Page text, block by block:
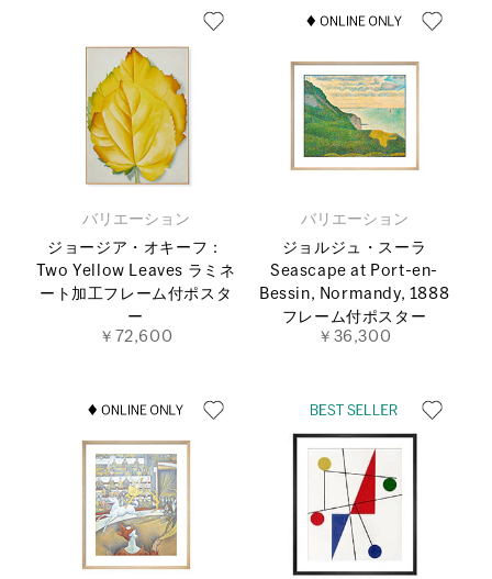
バリエーション
ジョージア・オキーフ：
Two Yellow Leaves ラミネ
ート加工フレーム付ポスタ
ー
￥72,600
バリエーション
ジョルジュ・スーラ
Seascape at Port-en-
Bessin, Normandy, 1888
フレーム付ポスター
￥36,300